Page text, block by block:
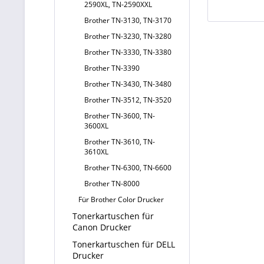
2590XL, TN-2590XXL
Brother TN-3130, TN-3170
Brother TN-3230, TN-3280
Brother TN-3330, TN-3380
Brother TN-3390
Brother TN-3430, TN-3480
Brother TN-3512, TN-3520
Brother TN-3600, TN-
3600XL
Brother TN-3610, TN-
3610XL
Brother TN-6300, TN-6600
Brother TN-8000
Für Brother Color Drucker
Tonerkartuschen für
Canon Drucker
Tonerkartuschen für DELL
Drucker